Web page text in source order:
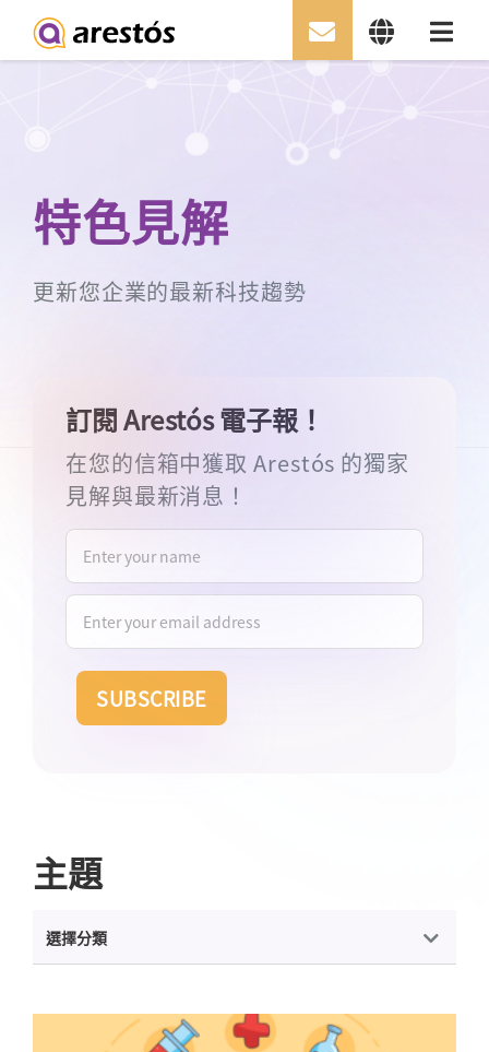
特色見解
更新您企業的最新科技趨勢
訂閱 Arestós 電子報！
在您的信箱中獲取 Arestós 的獨家
見解與最新消息！
主題